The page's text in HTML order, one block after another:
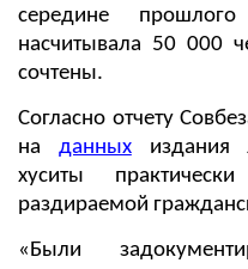
середине
насчитывала 50 000
сочтены.
Согласно отчету
на данныхиздания
хуситы
раздираемой
«Были